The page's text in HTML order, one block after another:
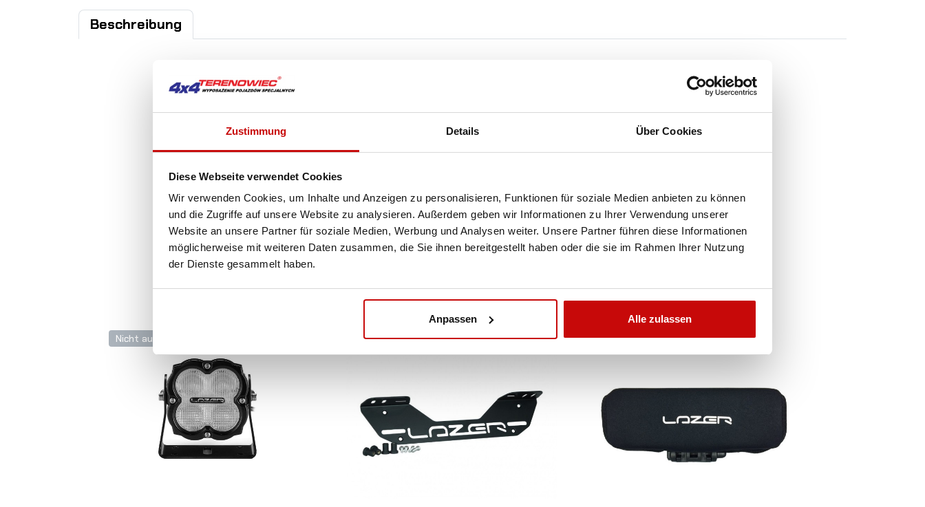
Zustimmung Details Über Cookies
Diese Webseite verwendet Cookies
Wir verwenden Cookies, um Inhalte und Anzeigen zu personalisieren, Funktionen für soziale Medien anbieten zu können
und die Zugriffe auf unsere Website zu analysieren. Außerdem geben wir Informationen zu Ihrer Verwendung unserer
Website an unsere Partner für soziale Medien, Werbung und Analysen weiter. Unsere Partner führen diese Informationen
möglicherweise mit weiteren Daten zusammen, die Sie ihnen bereitgestellt haben oder die sie im Rahmen Ihrer Nutzung
der Dienste gesammelt haben.
Anpassen Alle zulassen
Beschreibung
KOSTENLOSER
VERSAND!
ALLE BESTELLUNGEN IN UNSEREM SHOP WERDEN
IHNEN INNERHALB POLENS KOSTENLOS PER DPD-
KURIER ZUGESTELLT!
Nicht auf Lager Nicht auf Lager Nicht auf Lager